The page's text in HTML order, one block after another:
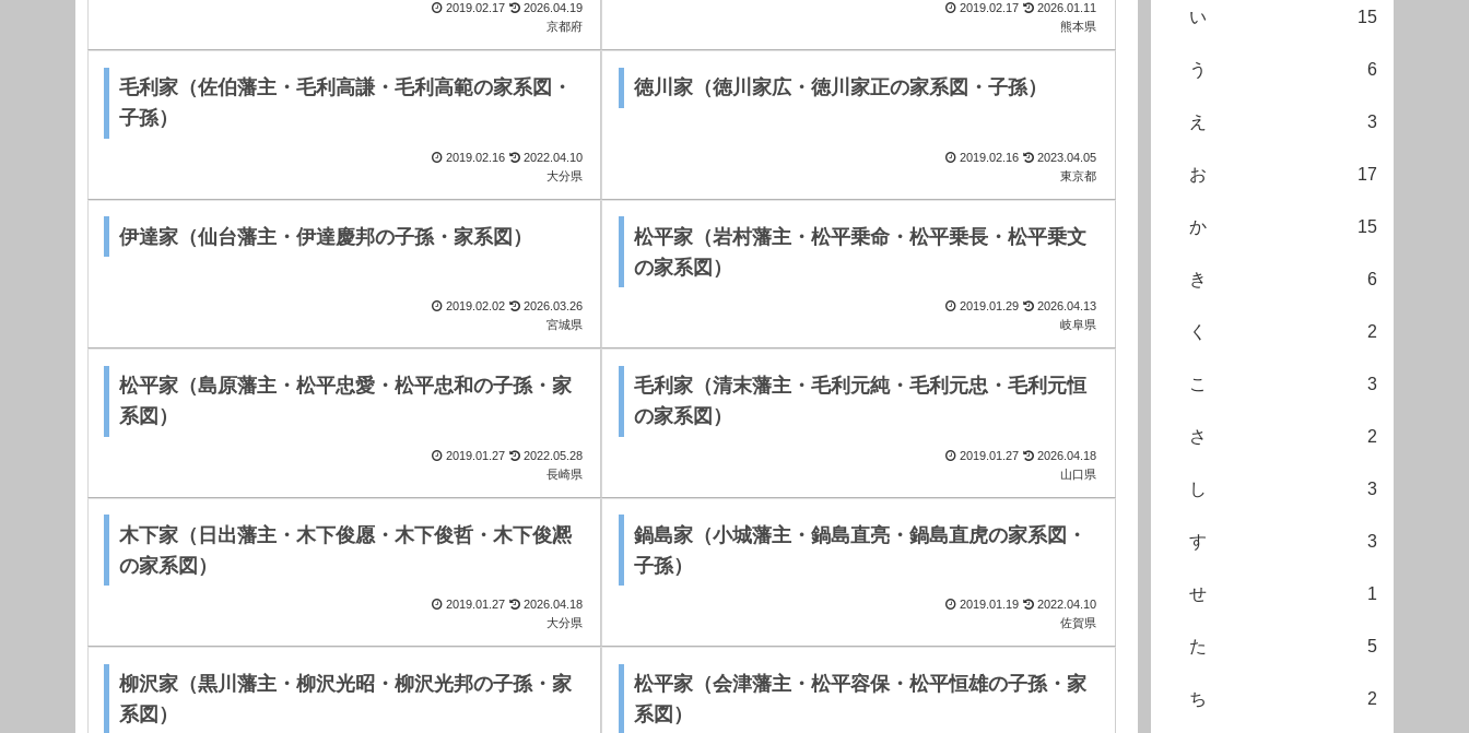
2019.02.17
2026.04.19
京都府
2019.02.17
2026.01.11
熊本県
毛利家（佐伯藩主・毛利高謙・毛利高範の家系図・
子孫）
2019.02.16
2022.04.10
大分県
徳川家（徳川家広・徳川家正の家系図・子孫）
2019.02.16
2023.04.05
東京都
伊達家（仙台藩主・伊達慶邦の子孫・家系図）
2019.02.02
2026.03.26
宮城県
松平家（岩村藩主・松平乗命・松平乗長・松平乗文
の家系図）
2019.01.29
2026.04.13
岐阜県
松平家（島原藩主・松平忠愛・松平忠和の子孫・家
系図）
2019.01.27
2022.05.28
長崎県
毛利家（清末藩主・毛利元純・毛利元忠・毛利元恒
の家系図）
2019.01.27
2026.04.18
山口県
木下家（日出藩主・木下俊愿・木下俊哲・木下俊凞
の家系図）
2019.01.27
2026.04.18
大分県
鍋島家（小城藩主・鍋島直亮・鍋島直虎の家系図・
子孫）
2019.01.19
2022.04.10
佐賀県
柳沢家（黒川藩主・柳沢光昭・柳沢光邦の子孫・家
系図）
松平家（会津藩主・松平容保・松平恒雄の子孫・家
系図）
い 15
う 6
え 3
お 17
か 15
き 6
く 2
こ 3
さ 2
し 3
す 3
せ 1
た 5
ち 2